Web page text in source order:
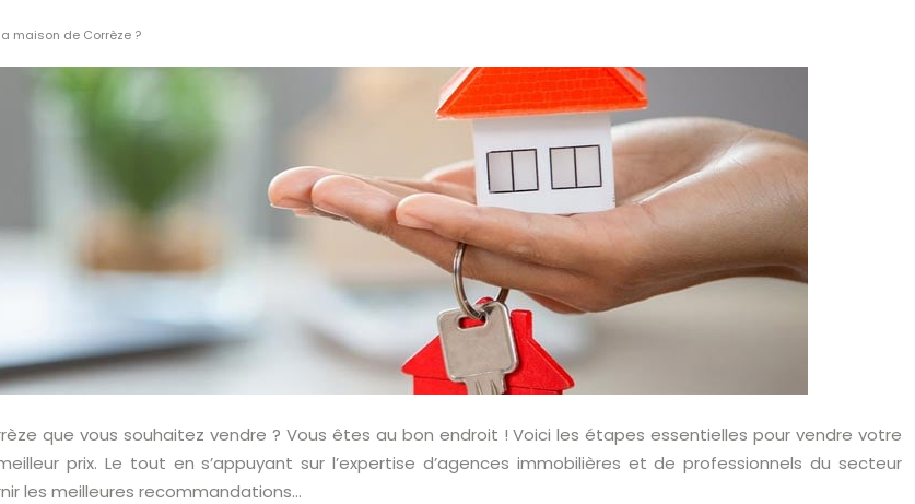
maison de Corrèze ?
que vous souhaitez vendre ? Vous êtes au bon endroit ! Voici les étapes essentielles pour vendre votre
prix. Le tout en s’appuyant sur l’expertise d’agences immobilières et de professionnels du secteur
les meilleures recommandations…